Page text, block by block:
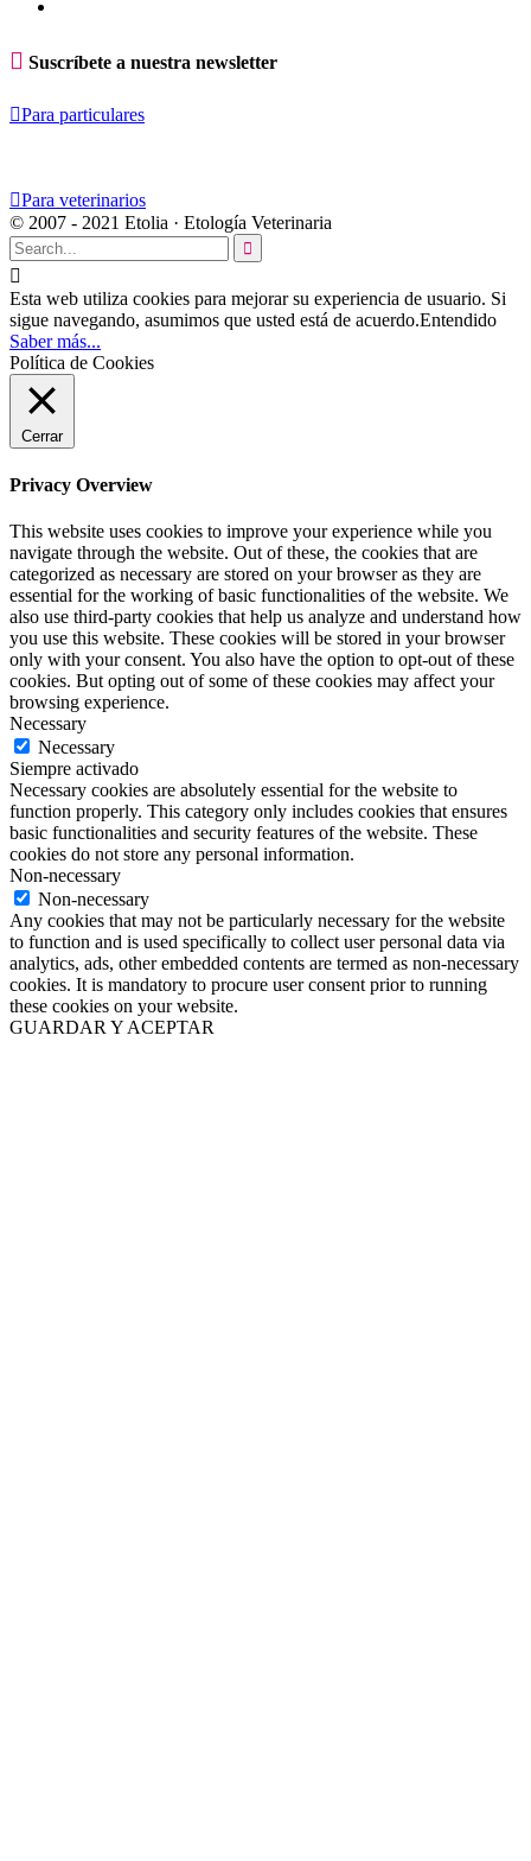
 Suscríbete a nuestra newsletter
Para particulares
Para veterinarios
© 2007 - 2021 Etolia · Etología Veterinaria


Esta web utiliza cookies para mejorar su experiencia de usuario. Si
sigue navegando, asumimos que usted está de acuerdo.Entendido
Saber más...
Política de Cookies
Cerrar
Privacy Overview
This website uses cookies to improve your experience while you
navigate through the website. Out of these, the cookies that are
categorized as necessary are stored on your browser as they are
essential for the working of basic functionalities of the website. We
also use third-party cookies that help us analyze and understand how
you use this website. These cookies will be stored in your browser
only with your consent. You also have the option to opt-out of these
cookies. But opting out of some of these cookies may affect your
browsing experience.
Necessary
Necessary
Siempre activado
Necessary cookies are absolutely essential for the website to
function properly. This category only includes cookies that ensures
basic functionalities and security features of the website. These
cookies do not store any personal information.
Non-necessary
Non-necessary
Any cookies that may not be particularly necessary for the website
to function and is used specifically to collect user personal data via
analytics, ads, other embedded contents are termed as non-necessary
cookies. It is mandatory to procure user consent prior to running
these cookies on your website.
GUARDAR Y ACEPTAR